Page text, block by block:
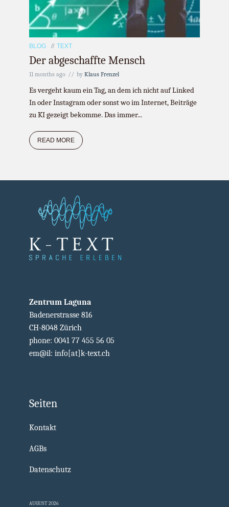
BLOG TEXT
Der abgeschaffte Mensch
11 months ago by Klaus Frenzel
Es vergeht kaum ein Tag, an dem ich nicht auf Linked
In oder Instagram oder sonst wo im Internet, Beiträge
zu KI gezeigt bekomme. Das immer...
READ MORE
Zentrum Laguna
Badenerstrasse 816
CH-8048 Zürich
phone: 0041 77 455 56 05
em@il: info[at]k-text.ch
Seiten
Kontakt
AGBs
Datenschutz
AUGUST 2026